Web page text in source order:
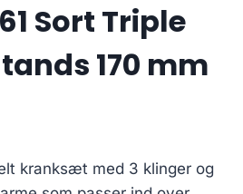
Sort Triple
170 mm
kranksæt med 3 klinger og